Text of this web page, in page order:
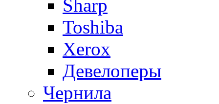
Sharp
Toshiba
Xerox
Девелоперы
Чернила